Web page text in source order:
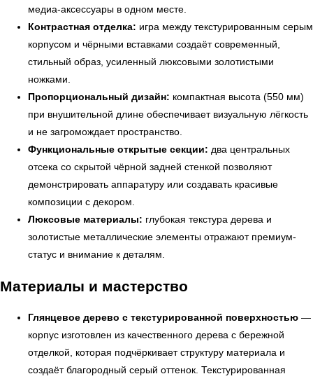
медиа-аксессуары в одном месте.
Контрастная отделка: игра между текстурированным серым
корпусом и чёрными вставками создаёт современный,
стильный образ, усиленный люксовыми золотистыми
ножками.
Пропорциональный дизайн: компактная высота (550 мм)
при внушительной длине обеспечивает визуальную лёгкость
и не загромождает пространство.
Функциональные открытые секции: два центральных
отсека со скрытой чёрной задней стенкой позволяют
демонстрировать аппаратуру или создавать красивые
композиции с декором.
Люксовые материалы: глубокая текстура дерева и
золотистые металлические элементы отражают премиум-
статус и внимание к деталям.
Материалы и мастерство
Глянцевое дерево с текстурированной поверхностью —
корпус изготовлен из качественного дерева с бережной
отделкой, которая подчёркивает структуру материала и
создаёт благородный серый оттенок. Текстурированная
← Вернуться на предыдущую страницу